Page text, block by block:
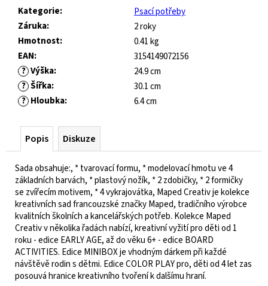
Kategorie:
Psací potřeby
Záruka:
2 roky
Hmotnost:
0.41 kg
EAN:
3154149072156
? Výška:
24.9 cm
? Šířka:
30.1 cm
? Hloubka: 6.4 cm
Popis Diskuze
Sada obsahuje:, * tvarovací formu, * modelovací hmotu ve 4
základních barvách, * plastový nožík, * 2 zdobičky, * 2 formičky
se zvířecím motivem, * 4 vykrajovátka, Maped Creativ je kolekce
kreativních sad francouzské značky Maped, tradičního výrobce
kvalitních školních a kancelářských potřeb. Kolekce Maped
Creativ v několika řadách nabízí, kreativní vyžití pro děti od 1
roku - edice EARLY AGE, až do věku 6+ - edice BOARD
ACTIVITIES. Edice MINIBOX je vhodným dárkem při každé
návštěvě rodin s dětmi. Edice COLOR PLAY pro, děti od 4 let zas
posouvá hranice kreativního tvoření k dalšímu hraní.
FRODDO
KOMPROMIS
KE
FLASH
BLUE
445
Kč
Původně:
490